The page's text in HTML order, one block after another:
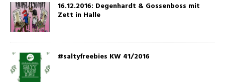
16.12.2016: Degenhardt & Gossenboss mit
Zett in Halle
#saltyfreebies KW 41/2016